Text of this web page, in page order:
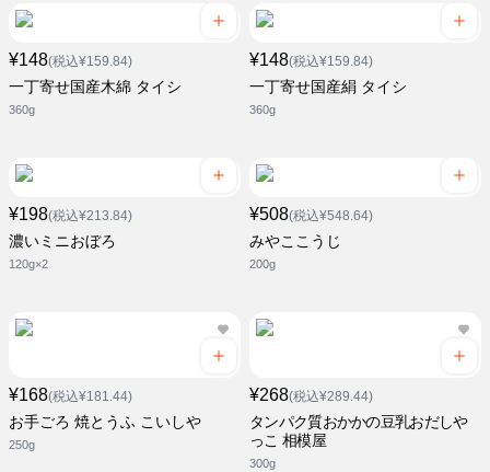
¥148(税込¥159.84)
一丁寄せ国産木綿 タイシ
360g
¥148(税込¥159.84)
一丁寄せ国産絹 タイシ
360g
¥198(税込¥213.84)
濃いミニおぼろ
120g×2
¥508(税込¥548.64)
みやここうじ
200g
¥168(税込¥181.44)
お手ごろ 焼とうふ こいしや
250g
¥268(税込¥289.44)
タンパク質おかかの豆乳おだしや
っこ 相模屋
300g